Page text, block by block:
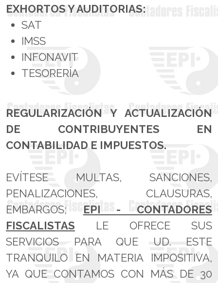
EXHORTOS Y AUDITORIAS:
SAT
IMSS
INFONAVIT
TESORERÍA
REGULARIZACIÓN Y ACTUALIZACIÓN
DE CONTRIBUYENTES EN
CONTABILIDAD E IMPUESTOS.
EVÍTESE MULTAS, SANCIONES,
PENALIZACIONES, CLAUSURAS,
EMBARGOS; EPI - CONTADORES
FISCALISTAS LE OFRECE SUS
SERVICIOS PARA QUE UD. ESTE
TRANQUILO EN MATERIA IMPOSITIVA,
YA QUE CONTAMOS CON MÁS DE 30